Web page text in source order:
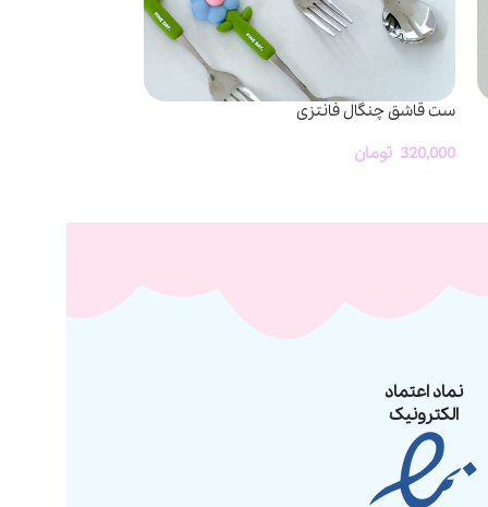
ست قاشق چنگال فانتزی
320,000 تومان
نماد اعتماد
الکترونیک